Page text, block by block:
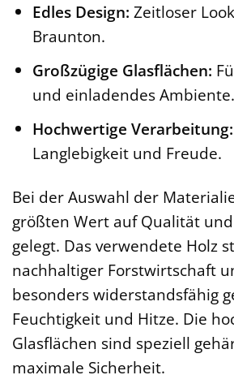
Edles Design: Zeitloser
Braunton.
Großzügige Glasflächen:
und einladendes Ambiente.
Hochwertige Verarbeitung:
Langlebigkeit und Freude.
Bei der Auswahl der
größten Wert auf Qualität
gelegt. Das verwendete Holz
nachhaltiger Forstwirtschaft
besonders widerstandsfähig
Feuchtigkeit und Hitze. Die
Glasflächen sind speziell
maximale Sicherheit.